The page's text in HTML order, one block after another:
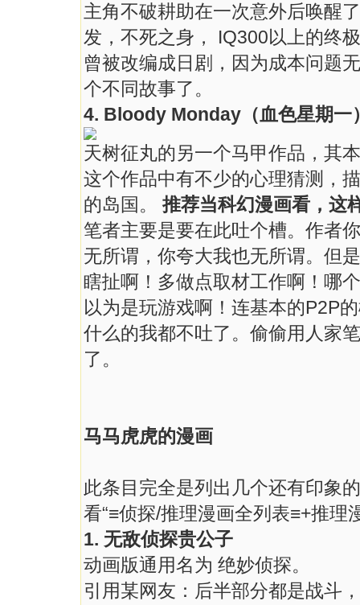
主角不破耕助在一次意外后唤醒
发，不死之身， IQ300以上的终
曾被改编成日剧，因为成本问题
个不同故事了。
4. Bloody Monday（血色星期一
天树征丸的另一个马甲作品，其
这个作品中有不少的心理猜测，
的岛国。 推荐当科幻漫画看，这
笔者主要是要在此吐个槽。作者
无所谓，你夸大我也无所谓。但
瞎扯啊！多做点取材工作啊！哪
以为是玩游戏啊！连基本的P2P
什么的我都不吐了。偷偷用人家
了。
马马虎虎的漫画
此条目完全是列出几个还有印象
看“≡侦探/推理漫画全列表≡+推理
1. 无敌侦探贵公子
动画版通用名为 绝妙侦探。
引用某网友：后半部分都是战斗